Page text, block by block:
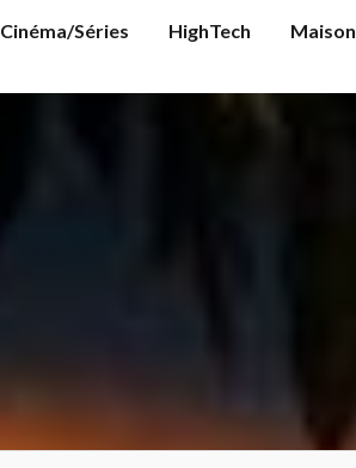
Cinéma/Séries HighTech Maison